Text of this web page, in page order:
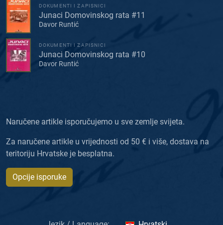
DOKUMENTI I ZAPISNICI
Junaci Domovinskog rata #11
Davor Runtić
DOKUMENTI I ZAPISNICI
Junaci Domovinskog rata #10
Davor Runtić
Naručene artikle isporučujemo u sve zemlje svijeta.
Za naručene artikle u vrijednosti od 50 € i više, dostava na
teritoriju Hrvatske je besplatna.
Opcije isporuke